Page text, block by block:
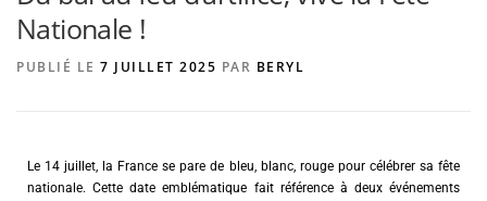
AGENCE DE PUBLICITÉ
Nationale !
PUBLIÉ LE 7 JUILLET 2025 PAR BERYL
Le 14 juillet, la France se pare de bleu, blanc, rouge pour célébrer sa fête
nationale. Cette date emblématique fait référence à deux événements